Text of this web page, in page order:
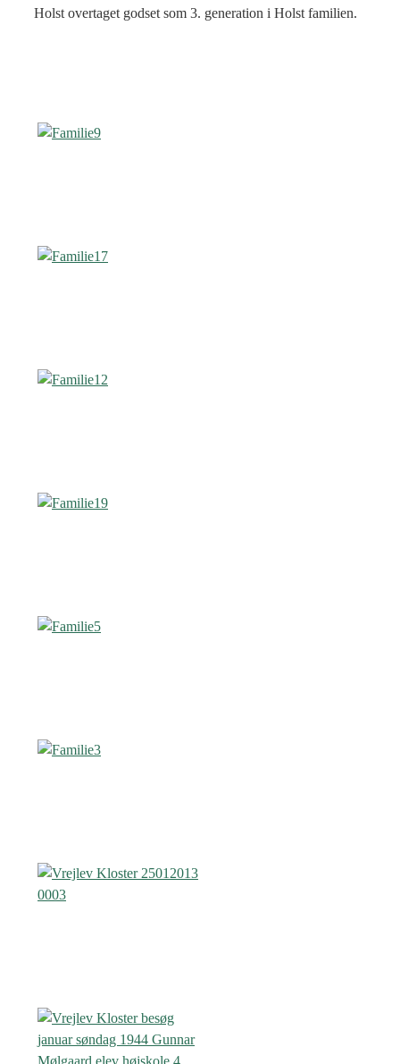
Holst overtaget godset som 3. generation i Holst familien.